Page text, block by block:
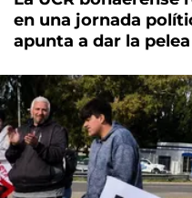
en una jornada
apunta a dar la